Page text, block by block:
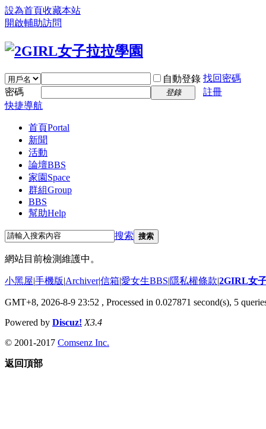
設為首頁收藏本站
開啟輔助訪問
自動登錄 找回密碼
密碼
登錄
註冊
快捷導航
首頁Portal
新聞
活動
論壇BBS
家園 Space
群組Group
BBS
幫助Help
搜索 搜索
網站目前檢測維護中。
小黑屋|手機版|Archiver|信箱|愛女生BBS|隱私權條款|2GIRL女
GMT+8, 2026-8-9 23:52 , Processed in 0.027871 second(s), 5
Powered by Discuz! X3.4
© 2001-2017 Comsenz Inc.
返回頂部